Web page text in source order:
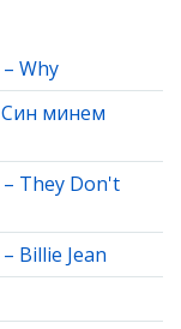
– Why
Син минем
– They Don't
– Billie Jean